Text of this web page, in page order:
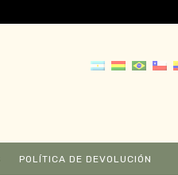
POLÍTICA DE DEVOLUCIÓN